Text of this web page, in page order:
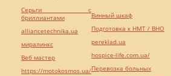
Серьги с
бриллиантами
alliancetechnika.ua
миралинкс
Веб мастер
https://motokosmos.ua/
Винный шкаф
Подготовка к НМТ / ВНО
pereklad.ua
hospice-life.com.ua/
Перевозка больных